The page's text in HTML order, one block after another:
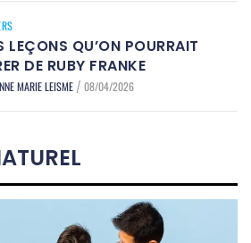
LEÇONS QU’ON POURRAIT
DE RUBY FRANKE
MARIE LEISME / 08/04/2026